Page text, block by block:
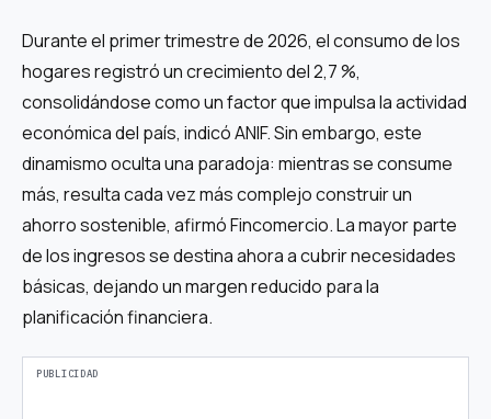
Durante el primer trimestre de 2026, el consumo de los
hogares registró un crecimiento del 2,7 %,
consolidándose como un factor que impulsa la actividad
económica del país, indicó ANIF. Sin embargo, este
dinamismo oculta una paradoja: mientras se consume
más, resulta cada vez más complejo construir un
ahorro sostenible, afirmó Fincomercio. La mayor parte
de los ingresos se destina ahora a cubrir necesidades
básicas, dejando un margen reducido para la
planificación financiera.